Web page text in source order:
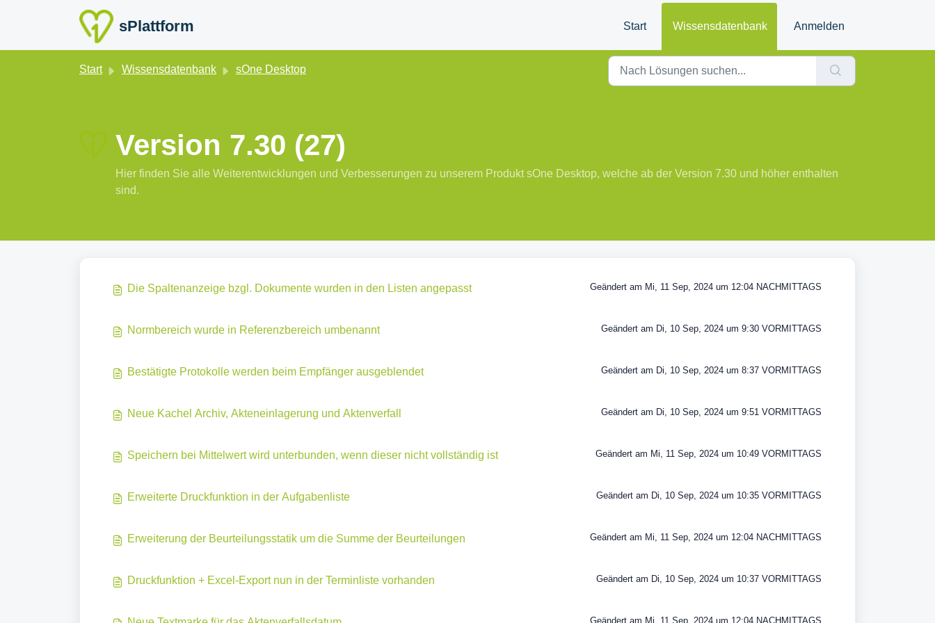
sPlattform Start Wissensdatenbank Anmelden
Start Wissensdatenbank sOne Desktop
Version 7.30 (27)
Hier finden Sie alle Weiterentwicklungen und Verbesserungen zu unserem Produkt sOne Desktop, welche ab der Version 7.30 und höher enthalten
sind.
Die Spaltenanzeige bzgl. Dokumente wurden in den Listen angepasst Geändert am Mi, 11 Sep, 2024 um 12:04 NACHMITTAGS
Normbereich wurde in Referenzbereich umbenannt Geändert am Di, 10 Sep, 2024 um 9:30 VORMITTAGS
Bestätigte Protokolle werden beim Empfänger ausgeblendet Geändert am Di, 10 Sep, 2024 um 8:37 VORMITTAGS
Neue Kachel Archiv, Akteneinlagerung und Aktenverfall Geändert am Di, 10 Sep, 2024 um 9:51 VORMITTAGS
Speichern bei Mittelwert wird unterbunden, wenn dieser nicht vollständig ist Geändert am Mi, 11 Sep, 2024 um 10:49 VORMITTAGS
Erweiterte Druckfunktion in der Aufgabenliste Geändert am Di, 10 Sep, 2024 um 10:35 VORMITTAGS
Erweiterung der Beurteilungsstatik um die Summe der Beurteilungen Geändert am Mi, 11 Sep, 2024 um 12:04 NACHMITTAGS
Druckfunktion + Excel-Export nun in der Terminliste vorhanden Geändert am Di, 10 Sep, 2024 um 10:37 VORMITTAGS
Geändert am Mi, 11 Sep, 2024 um 12:04 NACHMITTAGS